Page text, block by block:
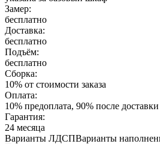
Замер:
бесплатно
Доставка:
бесплатно
Подъём:
бесплатно
Сборка:
10% от стоимости заказа
Оплата:
10% предоплата, 90% после
Гарантия:
24 месяца
Варианты ЛДСПВарианты